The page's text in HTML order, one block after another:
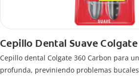
Cepillo Dental Suave
Cepillo dental Colgate 360 ​​Carbon para
profunda, previniendo problemas